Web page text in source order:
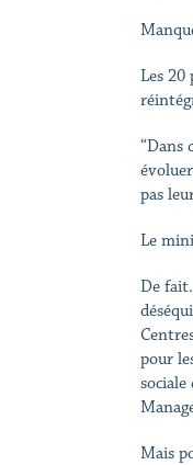
Les 20
“Dans
pas
Le
De
pour
Mais